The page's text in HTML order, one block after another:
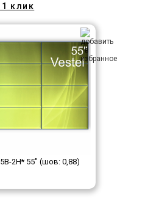
1 клик
2H* 55" (шов: 0,88)